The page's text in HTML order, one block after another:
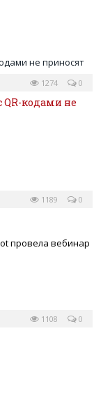
0
1274
кодами не
0
1189
провела вебинар
0
1108